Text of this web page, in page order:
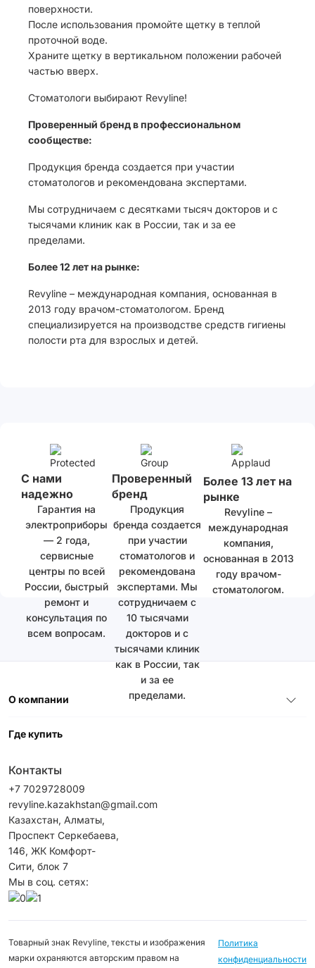
поверхности.
После использования промойте щетку в теплой
проточной воде.
Храните щетку в вертикальном положении рабочей
частью вверх.
Стоматологи выбирают Revyline!
Проверенный бренд в профессиональном
сообществе:
Продукция бренда создается при участии
стоматологов и рекомендована экспертами.
Мы сотрудничаем с десятками тысяч докторов и с
тысячами клиник как в России, так и за ее
пределами.
Более 12 лет на рынке:
Revyline – международная компания, основанная в
2013 году врачом-стоматологом. Бренд
специализируется на производстве средств гигиены
полости рта для взрослых и детей.
С нами
надежно
Гарантия на
электроприборы
— 2 года,
сервисные
центры по всей
России, быстрый
ремонт и
консультация по
всем вопросам.
Проверенный
бренд
Продукция
бренда создается
при участии
стоматологов и
рекомендована
экспертами. Мы
сотрудничаем с
10 тысячами
докторов и с
тысячами клиник
как в России, так
и за ее
пределами.
Более 13 лет на
рынке
Revyline –
международная
компания,
основанная в 2013
году врачом-
стоматологом.
О компании
Где купить
Контакты
+7 7029728009
revyline.kazakhstan@gmail.com
Казахстан, Алматы,
Проспект Серкебаева,
146, ЖК Комфорт-
Сити, блок 7
Мы в соц. сетях:
Товарный знак Revyline, тексты и изображения
марки охраняются авторским правом на
Политика
конфиденциальности